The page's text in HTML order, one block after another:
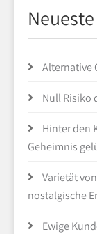
Alternative
Null Risiko
Hinter den
Geheimnis
Varietät
nostalgische
Ewige